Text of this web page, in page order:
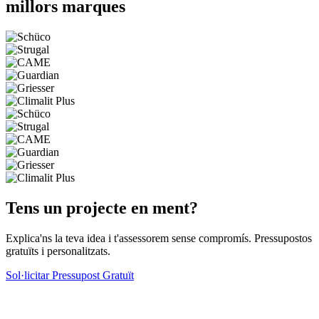
millors marques
Tens un projecte en ment?
Explica'ns la teva idea i t'assessorem sense compromís. Pressupostos
gratuïts i personalitzats.
Sol·licitar Pressupost Gratuït